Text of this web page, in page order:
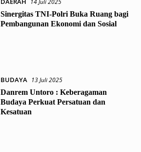
14 Juli 2025
Sinergitas TNI-Polri Buka Ruang bagi
Pembangunan Ekonomi dan Sosial
BUDAYA
13 Juli 2025
Danrem Untoro : Keberagaman
Budaya Perkuat Persatuan dan
Kesatuan